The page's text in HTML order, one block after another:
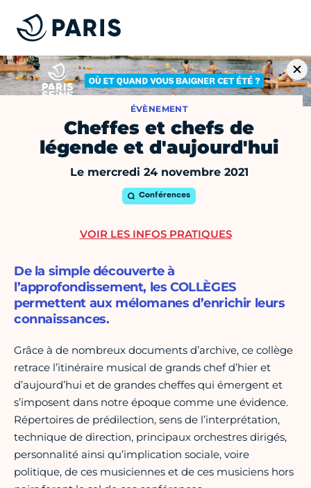
ÉVÈNEMENT
Cheffes et chefs de
légende et d'aujourd'hui
Le mercredi 24 novembre 2021
Conférences
De la simple découverte à
l’approfondissement, les COLLÈGES
permettent aux mélomanes d’enrichir leurs
connaissances.
Grâce à de nombreux documents d’archive, ce collège
retrace l’itinéraire musical de grands chef d’hier et
d’aujourd’hui et de grandes cheffes qui émergent et
s’imposent dans notre époque comme une évidence.
Répertoires de prédilection, sens de l’interprétation,
technique de direction, principaux orchestres dirigés,
personnalité ainsi qu’implication sociale, voire
politique, de ces musiciennes et de ces musiciens hors
VOIR LES INFOS PRATIQUES